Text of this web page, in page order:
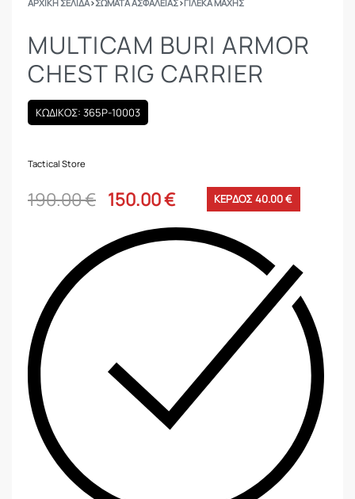
ΑΡΧΙΚΉ ΣΕΛΊΔΑ›ΣΩΜΑΤΑ ΑΣΦΑΛΕΙΑΣ› ΓΙΛΈΚΑ ΜΆΧΗΣ
MULTICAM BURI ARMOR
CHEST RIG CARRIER
ΚΩΔΙΚΟΣ: 365P-10003
Tactical Store
190.00€ 150.00€ ΚΕΡΔΟΣ 40.00 €